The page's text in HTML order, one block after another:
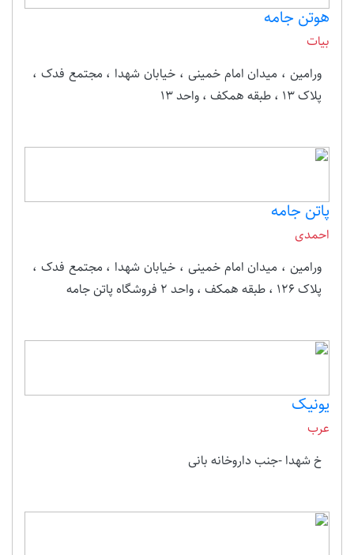
هوتن جامه
بیات
ورامین ، میدان امام خمینی ، خیابان شهدا ، مجتمع فدک ،
پلاک 13 ، طبقه همکف ، واحد 13
پاتن جامه
احمدی
ورامین ، میدان امام خمینی ، خیابان شهدا ، مجتمع فدک ،
پلاک 126 ، طبقه همکف ، واحد 2 فروشگاه پاتن جامه
یونیک
عرب
خ شهدا -جنب داروخانه بانی